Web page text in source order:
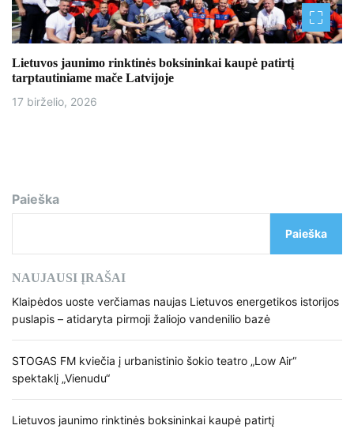
Lietuvos jaunimo rinktinės boksininkai kaupė patirtį
tarptautiniame mače Latvijoje
17 birželio, 2026
Paieška
Paieška
NAUJAUSI ĮRAŠAI
Klaipėdos uoste verčiamas naujas Lietuvos energetikos istorijos
puslapis – atidaryta pirmoji žaliojo vandenilio bazė
STOGAS FM kviečia į urbanistinio šokio teatro „Low Air“
spektaklį „Vienudu“
Lietuvos jaunimo rinktinės boksininkai kaupė patirtį